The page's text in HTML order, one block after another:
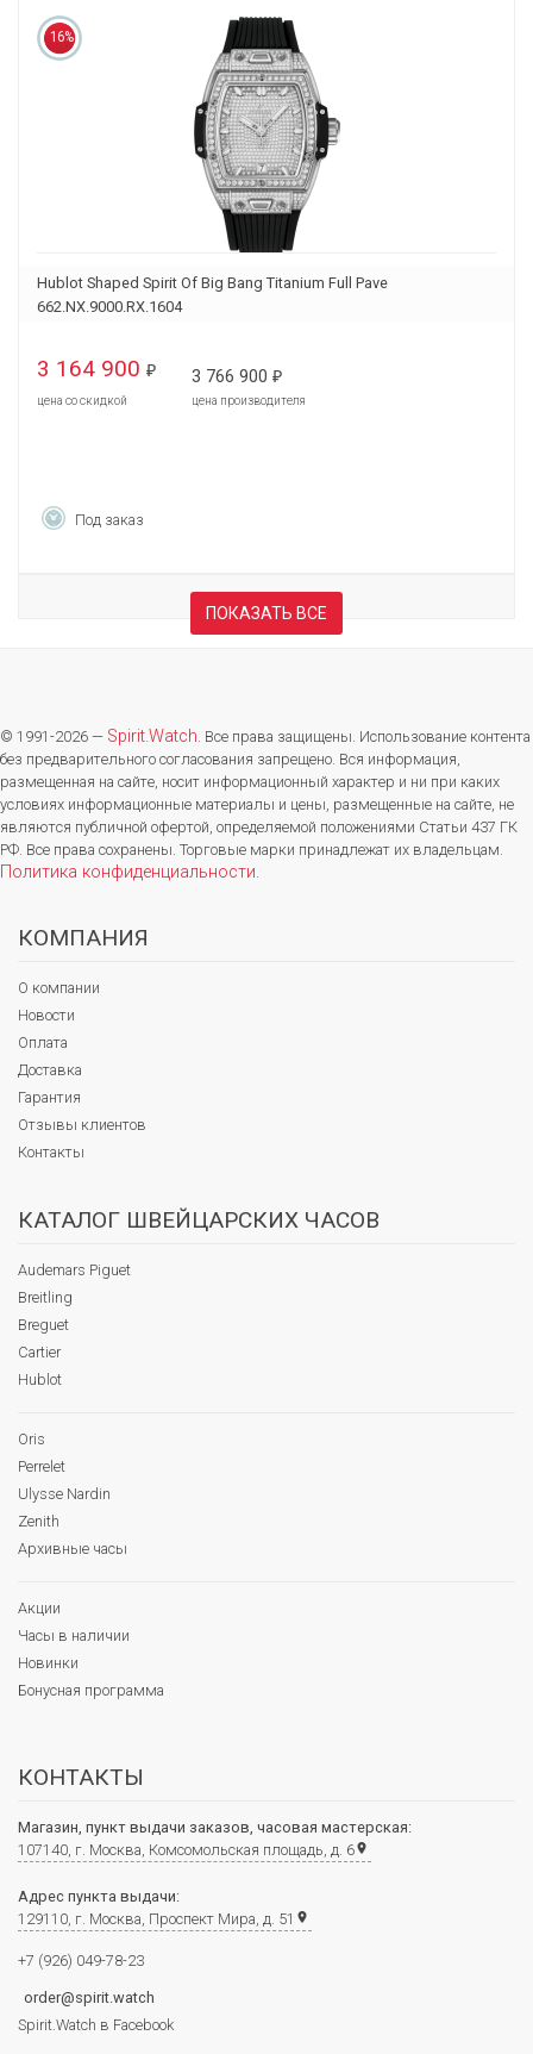
16%
Hublot Shaped Spirit Of Big Bang Titanium Full Pave
662.NX.9000.RX.1604
3 164 900 ₽
цена со скидкой
3 766 900 ₽
цена производителя
Под заказ
ПОКАЗАТЬ ВСЕ
© 1991-2026 — Spirit.Watch. Все права защищены. Использование контента
без предварительного согласования запрещено. Вся информация,
размещенная на сайте, носит информационный характер и ни при каких
условиях информационные материалы и цены, размещенные на сайте, не
являются публичной офертой, определяемой положениями Статьи 437 ГК
РФ. Все права сохранены. Торговые марки принадлежат их владельцам.
Политика конфиденциальности.
КОМПАНИЯ
О компании
Новости
Оплата
Доставка
Гарантия
Отзывы клиентов
Контакты
КАТАЛОГ ШВЕЙЦАРСКИХ ЧАСОВ
Audemars Piguet
Breitling
Breguet
Cartier
Hublot
Oris
Perrelet
Ulysse Nardin
Zenith
Архивные часы
Акции
Часы в наличии
Новинки
Бонусная программа
КОНТАКТЫ
Магазин, пункт выдачи заказов, часовая мастерская:
107140, г. Москва, Комсомольская площадь, д. 6place
Адрес пункта выдачи:
129110, г. Москва, Проспект Мира, д. 51 place
+7 (926) 049-78-23
order@spirit.watch
Spirit.Watch в Facebook